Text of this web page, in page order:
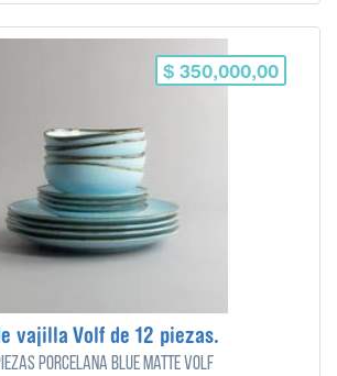
$ 350,000,00
vajilla Volf de 12 piezas.
porcelana Blue Matte Volf